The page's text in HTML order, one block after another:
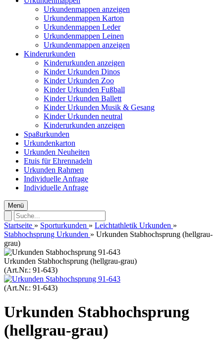
Urkundenmappen anzeigen
Urkundenmappen Karton
Urkundenmappen Leder
Urkundenmappen Leinen
Urkundenmappen anzeigen
Kinderurkunden
Kinderurkunden anzeigen
Kinder Urkunden Dinos
Kinder Urkunden Zoo
Kinder Urkunden Fußball
Kinder Urkunden Ballett
Kinder Urkunden Musik & Gesang
Kinder Urkunden neutral
Kinderurkunden anzeigen
Spaßurkunden
Urkundenkarton
Urkunden Neuheiten
Etuis für Ehrennadeln
Urkunden Rahmen
Individuelle Anfrage
Individuelle Anfrage
Menü
Startseite » Sporturkunden » Leichtathletik Urkunden »
Stabhochsprung Urkunden » Urkunden Stabhochsprung (hellgrau-
grau)
Urkunden Stabhochsprung (hellgrau-grau)
(Art.Nr.: 91-643)
(Art.Nr.: 91-643)
Urkunden Stabhochsprung
(hellgrau-grau)